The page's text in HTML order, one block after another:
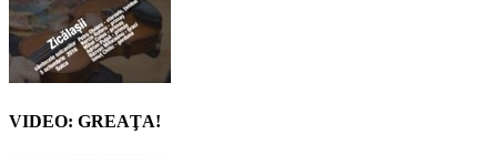
VIDEO: GREAŢA!